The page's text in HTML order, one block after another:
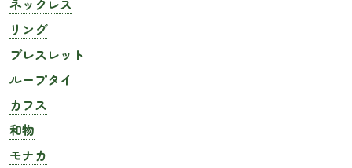
ネックレス
リング
ブレスレット
ループタイ
カフス
和物
モナカ